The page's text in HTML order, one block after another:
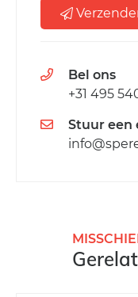
Bel ons
+31 495
Stuur een